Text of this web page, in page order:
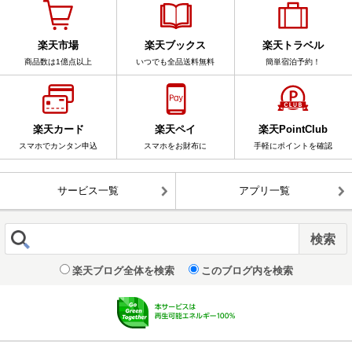
楽天市場
商品数は1億点以上
楽天ブックス
いつでも全品送料無料
楽天トラベル
簡単宿泊予約！
楽天カード
スマホでカンタン申込
楽天ペイ
スマホをお財布に
楽天PointClub
手軽にポイントを確認
サービス一覧 アプリ一覧
楽天ブログ全体を検索 このブログ内を検索